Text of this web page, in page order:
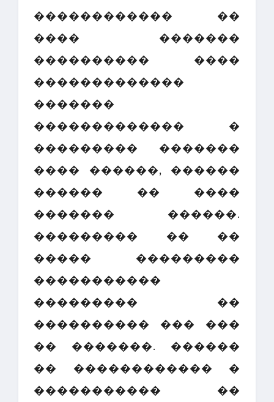
������������ ��
���� �������
���������� ����
�������������
�������
������������� �
��������� �������
���� ������, ������
������ �� ����
������� ������.
��������� �� ��
����� ���������
�����������
��������� ��
���������� ��� ���
�� �������. ������
�� ������������ �
����������� ��